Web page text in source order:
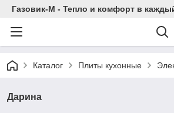
Газовик-М - Тепло и комфорт в
Каталог Плиты кухонные
Дарина